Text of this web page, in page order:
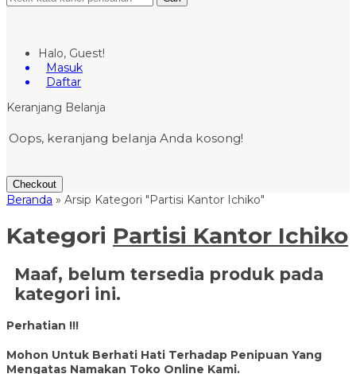
Halo, Guest!
Masuk
Daftar
Keranjang Belanja
Oops, keranjang belanja Anda kosong!
Checkout
Beranda » Arsip Kategori "Partisi Kantor Ichiko"
Kategori Partisi Kantor Ichiko
Maaf, belum tersedia produk pada
kategori ini.
Perhatian !!!
Mohon Untuk Berhati Hati Terhadap Penipuan Yang
Mengatas Namakan Toko Online Kami.